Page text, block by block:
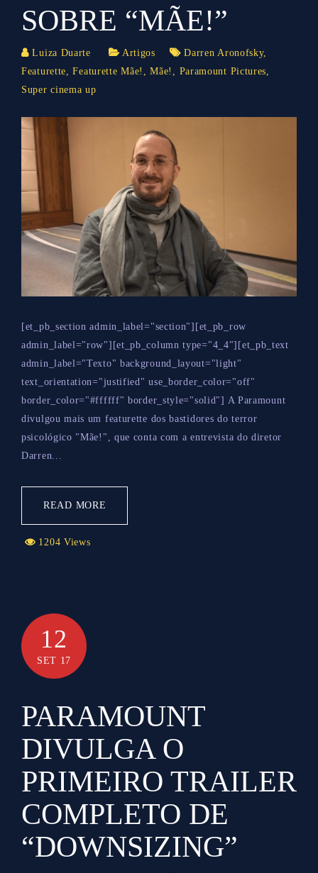
SOBRE “MÃE!”
Luiza Duarte Artigos Darren Aronofsky,
Featurette,Featurette Mãe! ,Mãe! , Paramount Pictures,
Super cinema up
[et_pb_section admin_label="section"][et_pb_row
admin_label="row"][et_pb_column type="4_4"][et_pb_text
admin_label="Texto" background_layout="light"
text_orientation="justified" use_border_color="off"
border_color="#ffffff" border_style="solid"] A Paramount
divulgou mais um featurette dos bastidores do terror
psicológico "Mãe!", que conta com a entrevista do diretor
Darren...
READ MORE
1204 Views
12
SET 17
PARAMOUNT
DIVULGA O
PRIMEIRO TRAILER
COMPLETO DE
“DOWNSIZING”